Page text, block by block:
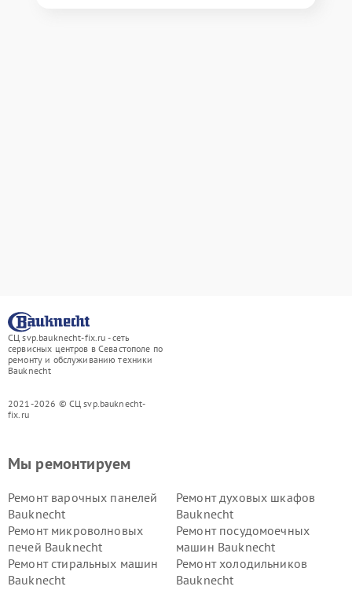
СЦ svp.bauknecht-fix.ru - сеть
сервисных центров в Севастополе по
ремонту и обслуживанию техники
Bauknecht
2021-2026 © СЦ svp.bauknecht-
fix.ru
Мы ремонтируем
Ремонт варочных панелей
Bauknecht
Ремонт духовых шкафов
Bauknecht
Ремонт микроволновых
печей Bauknecht
Ремонт посудомоечных
машин Bauknecht
Ремонт стиральных машин
Bauknecht
Ремонт холодильников
Bauknecht